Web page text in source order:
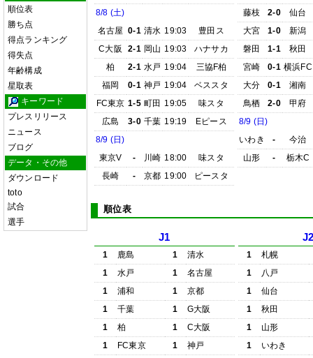
順位表
勝ち点
得点ランキング
得失点
年齢構成
星取表
キーワード
プレスリリース
ニュース
ブログ
データ・その他
ダウンロード
toto
試合
選手
8/8 (土)
名古屋 0-1 清水 19:03
豊田ス
C大阪
2-1 岡山 19:03
ハナサカ
柏
2-1 水戸 19:04
三協F柏
福岡
0-1 神戸 19:04
ベススタ
FC東京 1-5 町田 19:05
味スタ
広島
3-0 千葉 19:19
Eピース
8/9 (日)
東京V
- 川崎 18:00
味スタ
長崎
- 京都 19:00 ピースタ
藤枝
2-0
仙台
大宮
1-0
新潟
磐田
1-1
秋田
宮崎
0-1 横浜FC
大分
0-1
湘南
鳥栖
2-0
甲府
8/9 (日)
いわき
-
今治
山形
- 栃木C
順位表
J1
1 鹿島 1
清水
1
水戸 1
名古屋
1
浦和 1
京都
1
千葉 1
G大阪
1
柏 1
C大阪
1
FC東京 1
神戸
1
札幌
1
八戸
1
仙台
1
秋田
1
山形
1
いわき